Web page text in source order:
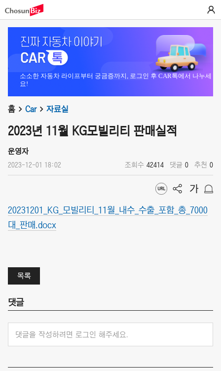
소소한 자동차 라이프부터 궁금증까지, 로그인 후 CAR톡에서 나누세
요!
홈 Car 자료실
2023년 11월 KG모빌리티 판매실적
운영자
2023-12-01 18:02 조회수 42414 댓글 0 추천 0
20231201_KG_모빌리티_11월_내수_수출_포함_총_7000
대_판매.docx
목록
댓글
댓글을 작성하려면 로그인 해주세요.